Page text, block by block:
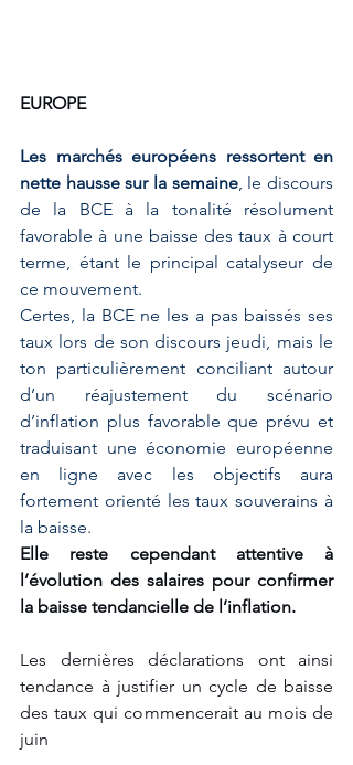
EUROPE
Les marchés européens ressortent en
nette hausse sur la semaine, le discours
de la BCE à la tonalité résolument
favorable à une baisse des taux à court
terme, étant le principal catalyseur de
ce mouvement.
Certes, la BCE ne les a pas baissés ses
taux lors de son discours jeudi, mais le
ton particulièrement conciliant autour
d’un réajustement du scénario
d’inflation plus favorable que prévu et
traduisant une économie européenne
en ligne avec les objectifs aura
fortement orienté les taux souverains à
la baisse.
Elle reste cependant attentive à
l’évolution des salaires pour confirmer
la baisse tendancielle de l’inflation.
Les dernières déclarations ont ainsi
tendance à justifier un cycle de baisse
des taux qui commencerait au mois de
juin